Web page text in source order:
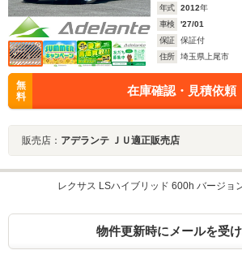
年式 2012年
車検
'27/01
保証
保証付
住所
埼玉県上尾市
無
料
在庫確認・見積依頼
販売店： アデランテ ＪＵ適正販売店
レクサス LSハイブリッド 600h バージョ
物件更新時にメールを受